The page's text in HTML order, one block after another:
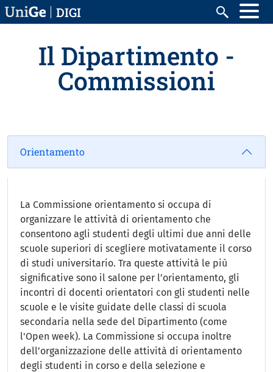
Salta al contenuto principale
DIGI Cerca
Il Dipartimento -
Commissioni
Orientamento
La Commissione orientamento si occupa di
organizzare le attività di orientamento che
consentono agli studenti degli ultimi due anni delle
scuole superiori di scegliere motivatamente il corso
di studi universitario. Tra queste attività le più
significative sono il salone per l’orientamento, gli
incontri di docenti orientatori con gli studenti nelle
scuole e le visite guidate delle classi di scuola
secondaria nella sede del Dipartimento (come
l'Open week). La Commissione si occupa inoltre
dell’organizzazione delle attività di orientamento
degli studenti in corso e della selezione e